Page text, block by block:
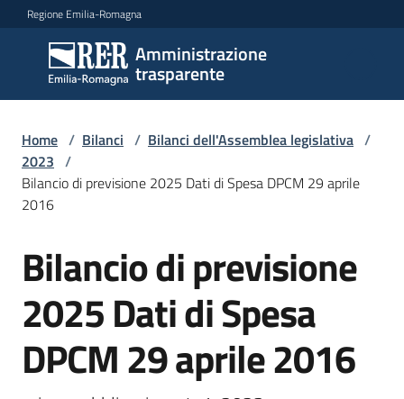
Vai al contenuto
Vai alla navigazione
Vai al footer
Regione Emilia-Romagna
Amministrazione
trasparente
Amministrazione
trasparente
Sottosezioni
Home / Bilanci / Bilanci dell'Assemblea legislativa /
2023 /
Bilancio di previsione 2025 Dati di Spesa DPCM 29 aprile
2016
Bilancio di previsione
2025 Dati di Spesa
DPCM 29 aprile 2016